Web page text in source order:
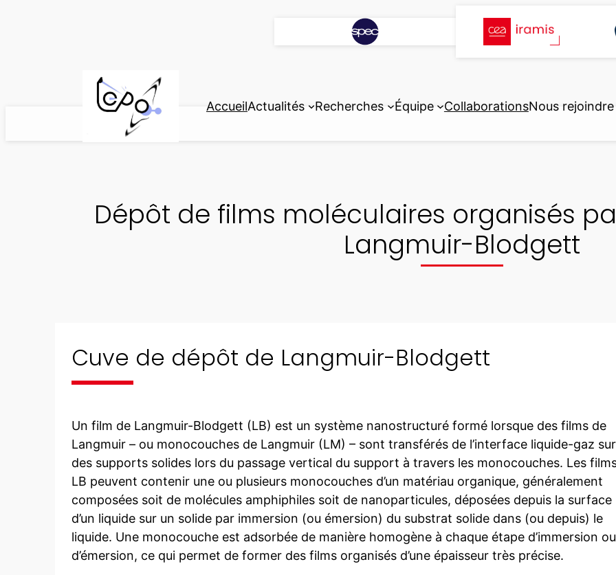
AccueilActualités Recherches Équipe CollaborationsNous rejoindre
Dépôt de films moléculaires organisés
Langmuir-Blodgett
Cuve de dépôt de Langmuir-Blodgett
Un film de Langmuir-Blodgett (LB) est un système nanostructuré formé lorsque des films de
Langmuir – ou monocouches de Langmuir (LM) – sont transférés de l’interface liquide-gaz sur
des supports solides lors du passage vertical du support à travers les monocouches. Les
LB peuvent contenir une ou plusieurs monocouches d’un matériau organique, généralement
composées soit de molécules amphiphiles soit de nanoparticules, déposées depuis la surface
d’un liquide sur un solide par immersion (ou émersion) du substrat solide dans (ou depuis) le
liquide. Une monocouche est adsorbée de manière homogène à chaque étape d’immersion ou
d’émersion, ce qui permet de former des films organisés d’une épaisseur très précise.